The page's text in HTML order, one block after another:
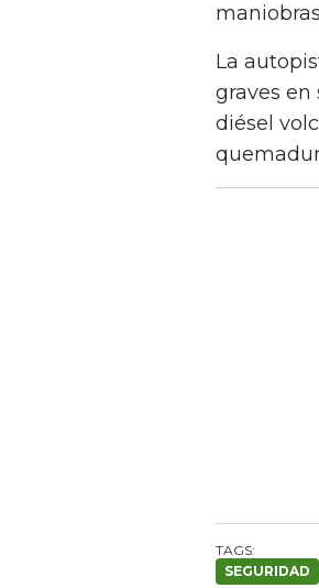
La
graves en
diésel
SEGURIDAD